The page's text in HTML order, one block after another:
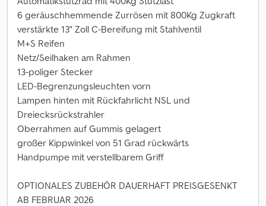
6 geräuschhemmende Zurrösen mit 800Kg Zugkraft
verstärkte 13" Zoll C-Bereifung mit Stahlventil
M+S Reifen
Netz/Seilhaken am Rahmen
13-poliger Stecker
LED-Begrenzungsleuchten vorn
Lampen hinten mit Rückfahrlicht NSL und
Dreiecksrückstrahler
Oberrahmen auf Gummis gelagert
großer Kippwinkel von 51 Grad rückwärts
Handpumpe mit verstellbarem Griff
OPTIONALES ZUBEHÖR DAUERHAFT PREISGESENKT
AB FEBRUAR 2026